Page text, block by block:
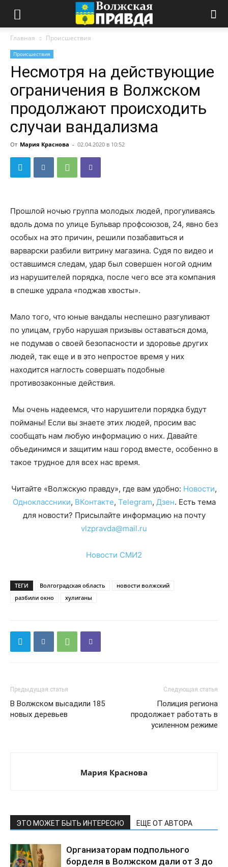
Главная Происшествия
Происшествия
Несмотря на действующие
ограничения в Волжском
продолжают происходить
случаи вандализма
От Мария Краснова - 02.04.2020 в 10:52
Прошлой ночью группа молодых людей, прогуливаясь
вдоль дома по улице Бульвар профсоюзов, 24, явно без
особых на это причин, решили позабавиться и
варварски разбили витрину магазина. Судя по видео и
оставшимся следам, удар был совершен ногой одним
из нарушителей порядка, после чего все эта компания
в спешке удрала «поджав хвосты».
Мало того, что юные вандалы неспешно разгуливают
по улицам, грубо нарушая призывы оставаться дома,
не подумав о своей безопасности и здоровье других
людей, так еще и в это непростое время у них
находится наглость совершать подобные
противозаконные действия.
Мы очень надеемся, что нарушители порядка будут
пойманы! Если вы знаете этих людей, просим вас
сообщать нам любую информацию о них. Давайте
объединимся и защитим наш город вместе, особенно в
такое трудное для всех нас время.
Читайте «Волжскую правду», где вам удобно: Новости,
Одноклассники, ВКонтакте, Telegram, Дзен. Есть тема
для новости? Присылайте информацию на почту
vlzpravda@mail.ru
Новости СМИ2
ТЕГИ Волгоградская область
новости волжский
разбили окно
хулиганы
Предыдущая статья
В Волжском высадили 185
новых деревьев
Следующая статья
Полиция региона
продолжает работать в
усиленном режиме
Мария Краснова
ЭТО МОЖЕТ БЫТЬ ИНТЕРЕСНО ЕЩЕ ОТ АВТОРА
Организаторам подпольного
борделя в Волжском дали от 3 до